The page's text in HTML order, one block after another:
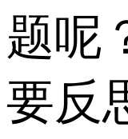
题呢
要反